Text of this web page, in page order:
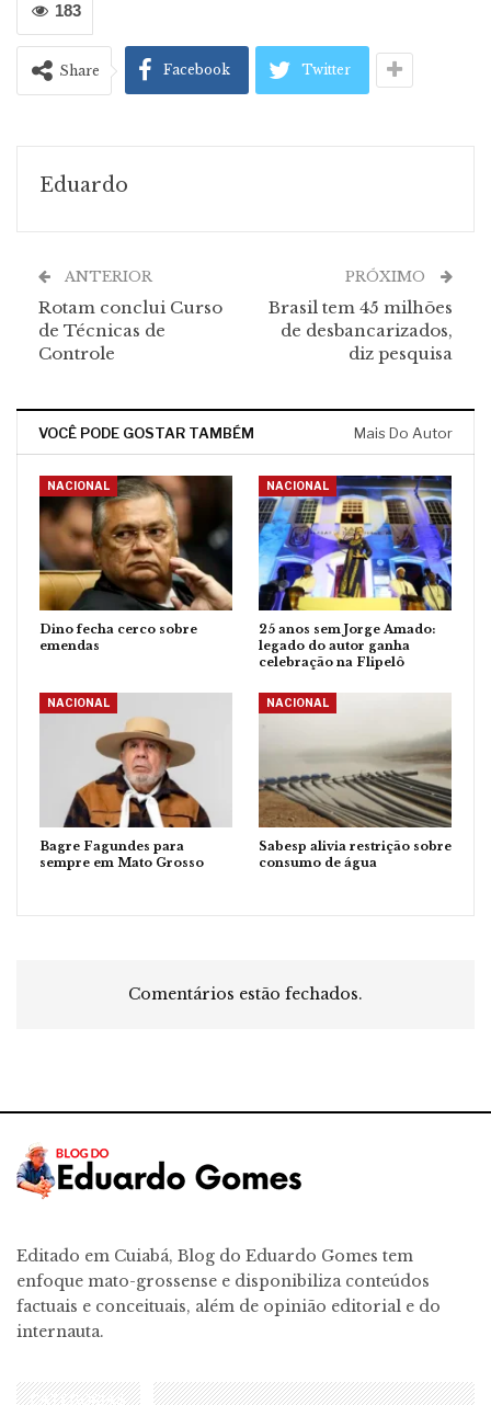
183
Share Facebook Twitter
Eduardo
ANTERIOR
Rotam conclui Curso
de Técnicas de
Controle
PRÓXIMO
Brasil tem 45 milhões
de desbancarizados,
diz pesquisa
VOCÊ PODE GOSTAR TAMBÉM Mais Do Autor
NACIONAL
Dino fecha cerco sobre
emendas
NACIONAL
25 anos sem Jorge Amado:
legado do autor ganha
celebração na Flipelô
NACIONAL
Bagre Fagundes para
sempre em Mato Grosso
NACIONAL
Sabesp alivia restrição sobre
consumo de água
Comentários estão fechados.
Editado em Cuiabá, Blog do Eduardo Gomes tem
enfoque mato-grossense e disponibiliza conteúdos
factuais e conceituais, além de opinião editorial e do
internauta.
CATEGORIAS